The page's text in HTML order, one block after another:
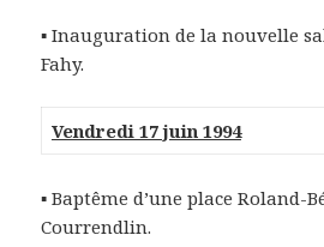
▪ Inauguration de la nouvelle
Fahy.
Vendredi 17 juin 1994
▪ Baptême d’une place Roland-
Courrendlin.